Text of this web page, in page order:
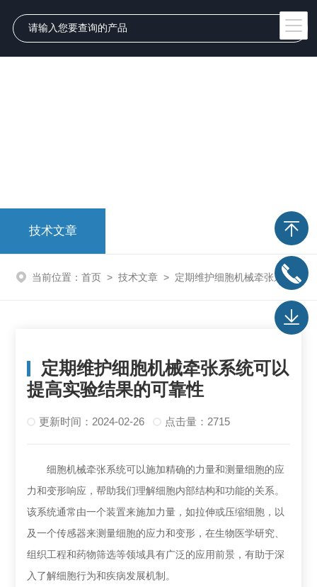
技术文章
当前位置： 首页 > 技术文章 > 定期维护细胞机械牵张系统可以提高实验结果的可靠性
定期维护细胞机械牵张系统可以
提高实验结果的可靠性
更新时间：2024-02-26 点击量：2715
细胞机械牵张系统可以施加精确的力量和测量细胞的应
力和变形响应，帮助我们理解细胞内部结构和功能的关系。
该系统通常由一个装置来施加力量，如拉伸或压缩细胞，以
及一个传感器来测量细胞的应力和变形，在生物医学研究、
组织工程和药物筛选等领域具有广泛的应用前景，有助于深
入了解细胞行为和疾病发展机制。